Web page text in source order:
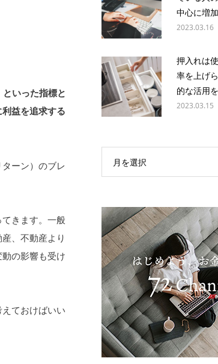
いった指標と
益を追求する
ーン）のブレ
きます。一般
、不動産より
の影響も受け
ておけばいい
中心に増
2023.03.16
押入れは
率を上げ
的な活用を
2023.03.15
月を選択